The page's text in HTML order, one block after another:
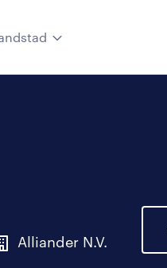
Alliander N.V.